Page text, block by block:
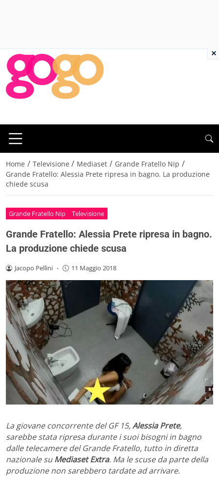
Home / Televisione / Mediaset / Grande Fratello Nip /
Grande Fratello: Alessia Prete ripresa in bagno. La produzione
chiede scusa
Grande Fratello Nip Televisione
Grande Fratello: Alessia Prete ripresa in bagno.
La produzione chiede scusa
Jacopo Pellini - 11 Maggio 2018
La giovane concorrente del GF 15,Alessia Prete,
sarebbe stata ripresa durante i suoi bisogni in bagno
dalle telecamere del Grande Fratello, tutto in diretta
nazionale suMediaset Extra. Ma le scuse da parte della
produzione non sarebbero tardate ad arrivare.
×